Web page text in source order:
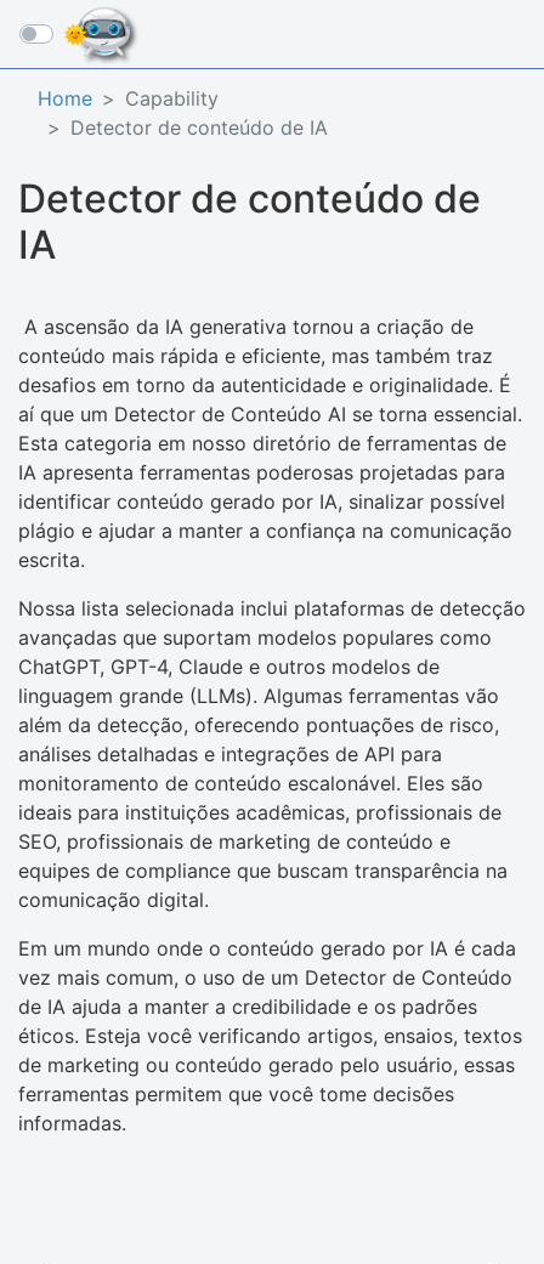
☰
Home
Capability
Detector de conteúdo de IA
Detector de conteúdo de
IA
A ascensão da IA ​​generativa tornou a criação de
conteúdo mais rápida e eficiente, mas também traz
desafios em torno da autenticidade e originalidade. É
aí que um Detector de Conteúdo AI se torna essencial.
Esta categoria em nosso diretório de ferramentas de
IA apresenta ferramentas poderosas projetadas para
identificar conteúdo gerado por IA, sinalizar possível
plágio e ajudar a manter a confiança na comunicação
escrita.
Nossa lista selecionada inclui plataformas de detecção
avançadas que suportam modelos populares como
ChatGPT, GPT-4, Claude e outros modelos de
linguagem grande (LLMs). Algumas ferramentas vão
além da detecção, oferecendo pontuações de risco,
análises detalhadas e integrações de API para
monitoramento de conteúdo escalonável. Eles são
ideais para instituições acadêmicas, profissionais de
SEO, profissionais de marketing de conteúdo e
equipes de compliance que buscam transparência na
comunicação digital.
Em um mundo onde o conteúdo gerado por IA é cada
vez mais comum, o uso de um Detector de Conteúdo
de IA ajuda a manter a credibilidade e os padrões
éticos. Esteja você verificando artigos, ensaios, textos
de marketing ou conteúdo gerado pelo usuário, essas
ferramentas permitem que você tome decisões
informadas.